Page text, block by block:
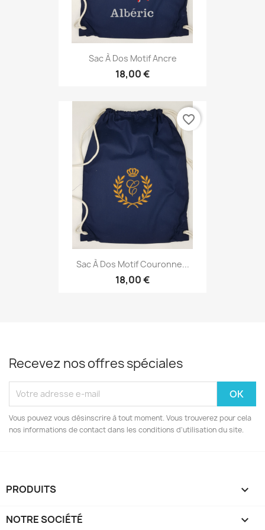
Sac À Dos Motif Ancre
18,00 €
Sac À Dos Motif Couronne...
18,00 €
favorite_border
Recevez nos offres spéciales
Vous pouvez vous désinscrire à tout moment. Vous trouverez pour cela
nos informations de contact dans les conditions d'utilisation du site.
PRODUITS 
NOTRE SOCIÉTÉ 